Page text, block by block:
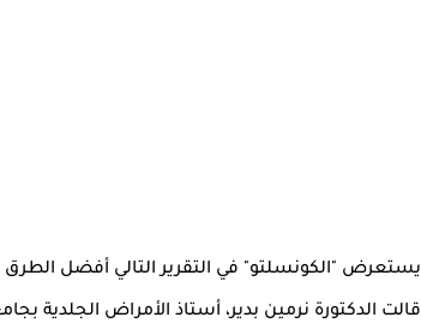
يستعرض "الكونسلتو" في التقرير التالي أفضل
قالت الدكتورة نرمين بدير، أستاذ الأمراض الجلدية بجامعة حلوان، إن الأنظمة